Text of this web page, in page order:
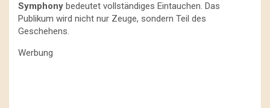
Symphony bedeutet vollständiges Eintauchen. Das
Publikum wird nicht nur Zeuge, sondern Teil des
Geschehens.
Werbung